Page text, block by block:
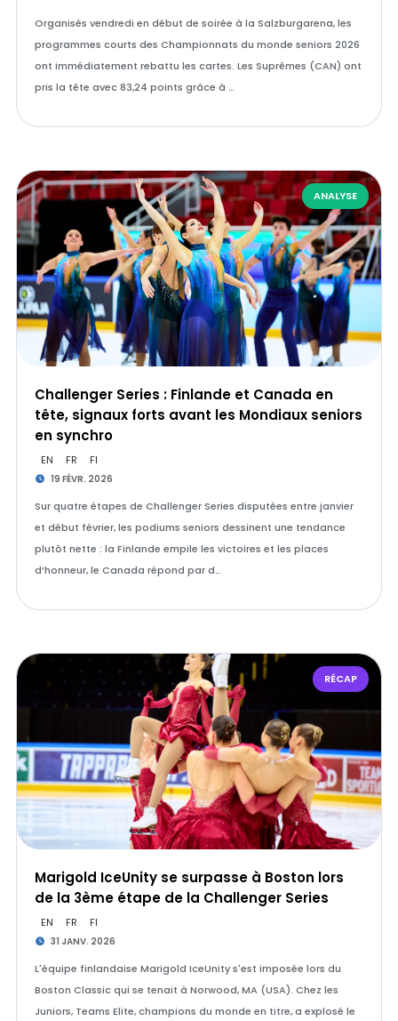
Organisés vendredi en début de soirée à la Salzburgarena, les
programmes courts des Championnats du monde seniors 2026
ont immédiatement rebattu les cartes. Les Suprêmes (CAN) ont
pris la tête avec 83,24 points grâce à …
ANALYSE
Challenger Series : Finlande et Canada en
tête, signaux forts avant les Mondiaux seniors
en synchro
EN FR FI
19 FÉVR. 2026
Sur quatre étapes de Challenger Series disputées entre janvier
et début février, les podiums seniors dessinent une tendance
plutôt nette : la Finlande empile les victoires et les places
d’honneur, le Canada répond par d…
RÉCAP
Marigold IceUnity se surpasse à Boston lors
de la 3ème étape de la Challenger Series
EN FR FI
31 JANV. 2026
L'équipe finlandaise Marigold IceUnity s'est imposée lors du
Boston Classic qui se tenait à Norwood, MA (USA). Chez les
Juniors, Teams Elite, champions du monde en titre, a explosé le